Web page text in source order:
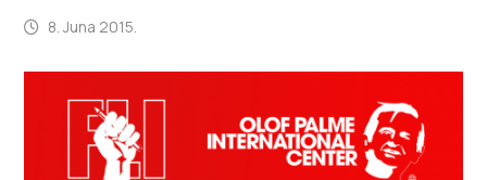
8. Juna 2015.